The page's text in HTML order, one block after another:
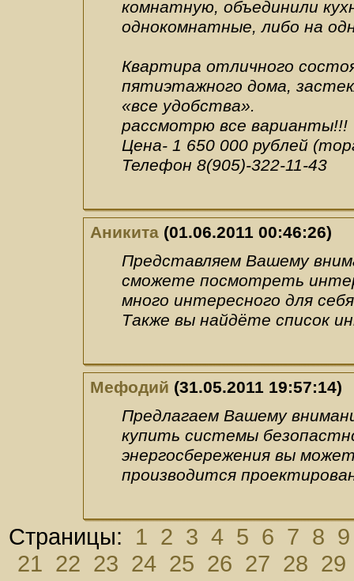
комнатную, объединили
однокомнатные, либо на
Квартира отличного
пятиэтажного дома,
«все удобства».
рассмотрю все варианты!!!
Цена- 1 650 000 рублей
Телефон 8(905)-322-11-43
Аникита (01.06.2011 00:46:26)
Представляем Вашему
сможете посмотреть
много интересного для
Также вы найдёте список
Мефодий (31.05.2011 19:57:14)
Предлагаем Вашему
купить системы
энергосбережения вы
производится
Страницы: 1 2 3 4 5 6 7 8 9
21 22 23 24 25 26 27 28 29